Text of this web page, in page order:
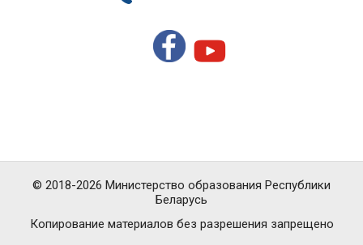
Копирование материалов без разрешения запрещено
© 2018-2026 Министерство образования Республики
Беларусь